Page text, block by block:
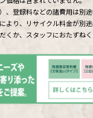
登録料などの諸費用は別途
より、リサイクル料金が別
くか、スタッフにおたずねく